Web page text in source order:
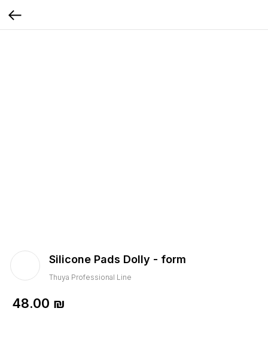
Silicone Pads Dolly - form
Thuya Professional Line
48.00 ₪